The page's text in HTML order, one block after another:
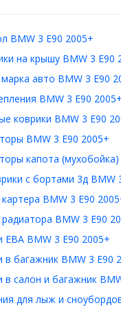
BMW 3 E90 2005+
на крышу BMW 3 E90
авто BMW 3 E90
BMW 3 E90 2005+
коврики BMW 3 E90
BMW 3 E90 2005+
капота (мухобойка)
с бортами 3д BMW
BMW 3 E90
BMW 3 E90
ЕВА BMW 3 E90 2005+
в багажник BMW 3 E90
в салон и багажник
для лыж и